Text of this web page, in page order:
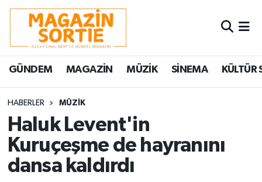
GÜNDEM MAGAZİN MÜZİK SİNEMA KÜLTÜR
HABERLER MÜZİK
Haluk Levent'in
Kuruçeşme de hayranını
dansa kaldırdı
Nöbetçi Eczaneler
Hava Durumu
Trafik Durumu
Süper Lig Puan Durumu ve Fikstür
Tüm Manşetler